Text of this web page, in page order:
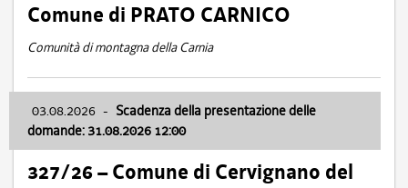
Comune di PRATO CARNICO
Comunità di montagna della Carnia
03.08.2026 - Scadenza della presentazione delle
domande: 31.08.2026 12:00
327/26 – Comune di Cervignano del